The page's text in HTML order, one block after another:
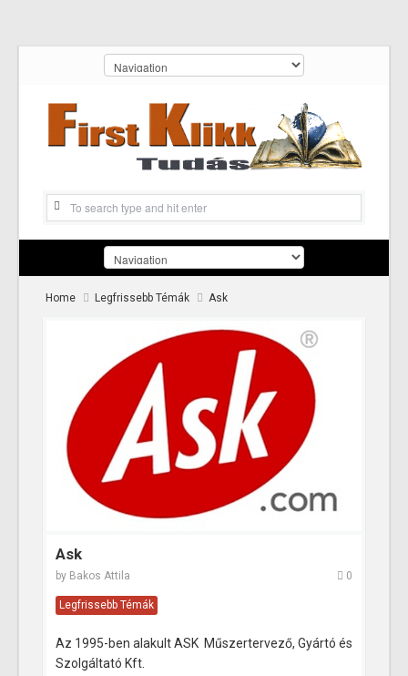
Home Legfrissebb Témák Ask
Ask
by Bakos Attila 0
Legfrissebb Témák
Az 1995-ben alakult ASK Műszertervező, Gyártó és
Szolgáltató Kft.